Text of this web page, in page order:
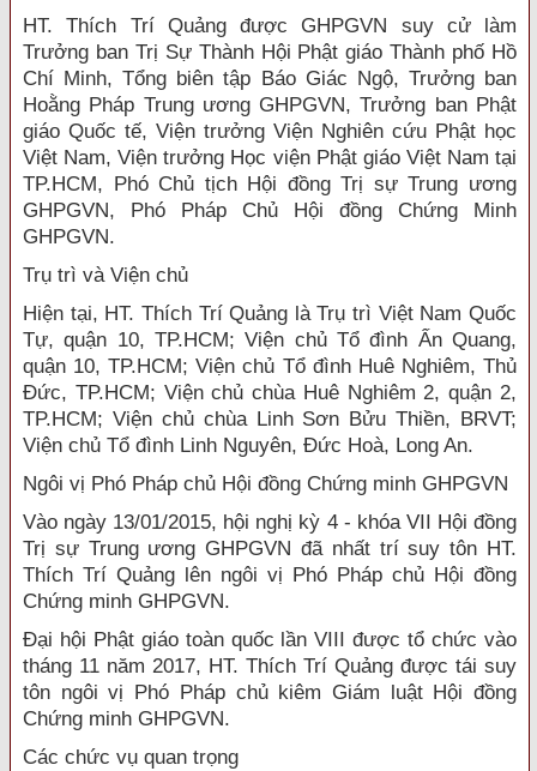
HT. Thích Trí Quảng được GHPGVN suy cử làm
Trưởng ban Trị Sự Thành Hội Phật giáo Thành phố Hồ
Chí Minh, Tổng biên tập Báo Giác Ngộ, Trưởng ban
Hoằng Pháp Trung ương GHPGVN, Trưởng ban Phật
giáo Quốc tế, Viện trưởng Viện Nghiên cứu Phật học
Việt Nam, Viện trưởng Học viện Phật giáo Việt Nam tại
TP.HCM, Phó Chủ tịch Hội đồng Trị sự Trung ương
GHPGVN, Phó Pháp Chủ Hội đồng Chứng Minh
GHPGVN.
Trụ trì và Viện chủ
Hiện tại, HT. Thích Trí Quảng là Trụ trì Việt Nam Quốc
Tự, quận 10, TP.HCM; Viện chủ Tổ đình Ấn Quang,
quận 10, TP.HCM; Viện chủ Tổ đình Huê Nghiêm, Thủ
Đức, TP.HCM; Viện chủ chùa Huê Nghiêm 2, quận 2,
TP.HCM; Viện chủ chùa Linh Sơn Bửu Thiền, BRVT;
Viện chủ Tổ đình Linh Nguyên, Đức Hoà, Long An.
Ngôi vị Phó Pháp chủ Hội đồng Chứng minh GHPGVN
Vào ngày 13/01/2015, hội nghị kỳ 4 - khóa VII Hội đồng
Trị sự Trung ương GHPGVN đã nhất trí suy tôn HT.
Thích Trí Quảng lên ngôi vị Phó Pháp chủ Hội đồng
Chứng minh GHPGVN.
Đại hội Phật giáo toàn quốc lần VIII được tổ chức vào
tháng 11 năm 2017, HT. Thích Trí Quảng được tái suy
tôn ngôi vị Phó Pháp chủ kiêm Giám luật Hội đồng
Chứng minh GHPGVN.
Các chức vụ quan trọng